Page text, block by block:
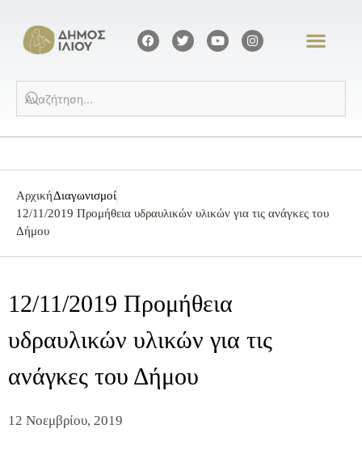
ΑρχικήΔιαγωνισμοί
12/11/2019 Προμήθεια υδραυλικών υλικών για τις ανάγκες του
Δήμου
12/11/2019 Προμήθεια
υδραυλικών υλικών για τις
ανάγκες του Δήμου
12 Νοεμβρίου, 2019